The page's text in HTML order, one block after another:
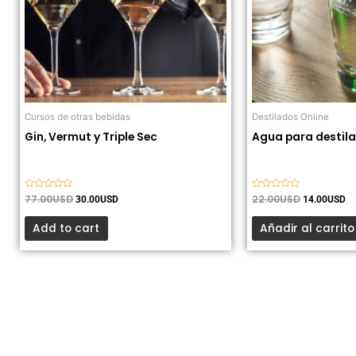
Cursos de otras bebidas
Gin, Vermut y Triple Sec
Valorado
con
0
77.00USD 30.00USD
Add to cart
Destilados Online
Agua para
Valorado
con
0
22.00USD 14.00USD
Añadir al carrito